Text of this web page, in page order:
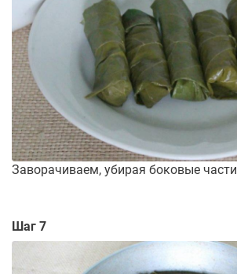
Заворачиваем, убирая боковые
Шаг 7